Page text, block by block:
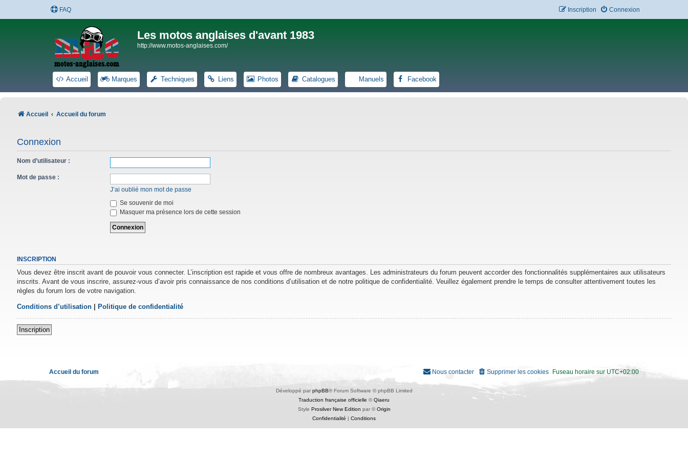
FAQ Connexion
Inscription
Les motos anglaises d'avant 1983
http://www.motos-anglaises.com/
Accueil Marques Techniques Liens Photos Catalogues Manuels Facebook
Accueil Accueil du forum
Connexion
Nom d’utilisateur :
Mot de passe :
J’ai oublié mon mot de passe
Se souvenir de moi
Masquer ma présence lors de cette session
INSCRIPTION
Vous devez être inscrit avant de pouvoir vous connecter. L’inscription est rapide et vous offre de nombreux avantages. Les administrateurs du forum peuvent accorder des fonctionnalités supplémentaires aux utilisateurs
inscrits. Avant de vous inscrire, assurez-vous d’avoir pris connaissance de nos conditions d’utilisation et de notre politique de confidentialité. Veuillez également prendre le temps de consulter attentivement toutes les
règles du forum lors de votre navigation.
Conditions d’utilisation Politique de confidentialité
Inscription
Accueil du forum Fuseau horaire sur UTC+02:00
Supprimer les cookies
Nous contacter
Développé par phpBB® Forum Software © phpBB Limited
Traduction française officielle ©Qiaeru
Style Prosilver New Edition par ©Origin
Confidentialité
Conditions